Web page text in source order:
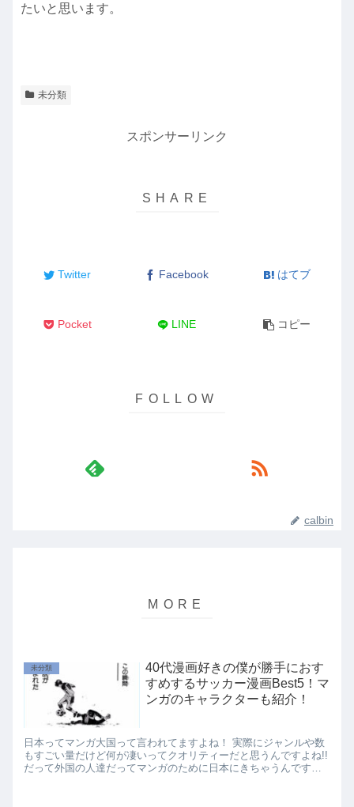
たいと思います。
未分類
スポンサーリンク
Twitter Facebook はてブ
Pocket LINE コピー
calbin
未分類
40代漫画好きの僕が勝手におす
すめするサッカー漫画Best5！マ
ンガのキャラクターも紹介！
日本ってマンガ大国って言われてますよね！ 実際にジャンルや数
もすごい量だけど何が凄いってクオリティーだと思うんですよね!!
だって外国の人達だってマンガのために日本にきちゃうんですも